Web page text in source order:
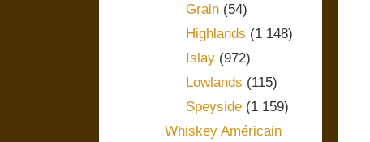
Grain(54)
Highlands (1 148)
Islay(972)
Lowlands (115)
Speyside(1 159)
Whiskey Américain